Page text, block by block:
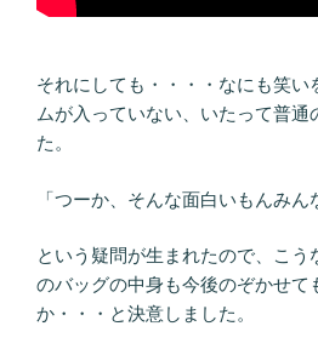
それにしても・・・・なにも笑い
ムが入っていない、いたって普通
た。
「つーか、そんな面白いもんみん
という疑問が生まれたので、こう
のバッグの中身も今後のぞかせて
か・・・と決意しました。